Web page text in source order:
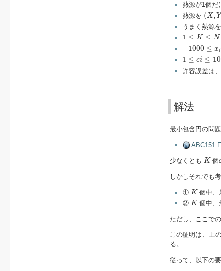
熱源が1個だ
熱源を (X, Y
(X,Y)
うまく熱源
1 ≤ K ≤ N
1 ≤K ≤N ≤60
−1000 ≤ xi
1000≤ xi
1 ≤ ci ≤
1 c 100
許容誤差は
解法
最小包含円の問
ABC151
少なくとも K
K 個
しかしそれでも
① K
K 個中、
② K
K 個中、
ただし、ここで
この証明は、上
る。
従って、以下の